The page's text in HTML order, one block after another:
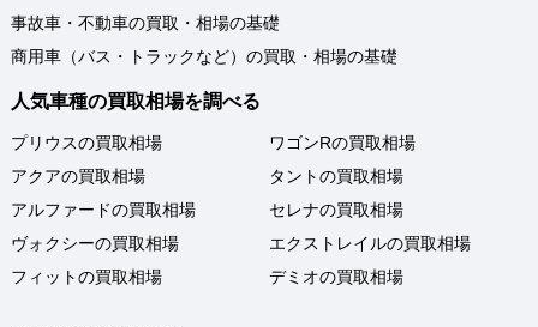
事故車・不動車の買取・相場の基礎
商用車（バス・トラックなど）の買取・相場の基礎
人気車種の買取相場を調べる
プリウスの買取相場
アクアの買取相場
アルファードの買取相場
ヴォクシーの買取相場
フィットの買取相場
ワゴンRの買取相場
タントの買取相場
セレナの買取相場
エクストレイルの買取相場
デミオの買取相場